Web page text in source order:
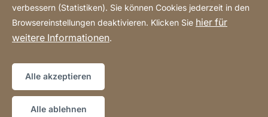
Newsletter bestellen
Website
[Website
information]
Sitemap
verbessern (Statistiken). Sie können Cookies jederzeit in den
Browsereinstellungen deaktivieren. Klicken Sie hier für
weitere Informationen.
Alle akzeptieren
Alle ablehnen